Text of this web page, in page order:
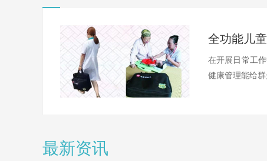
在开展日常工
健康管理能给
最新资讯